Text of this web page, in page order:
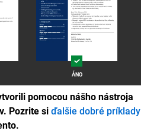
ÁNO
pomocou nášho nástroja
Pozrite siďalšie dobré príklady